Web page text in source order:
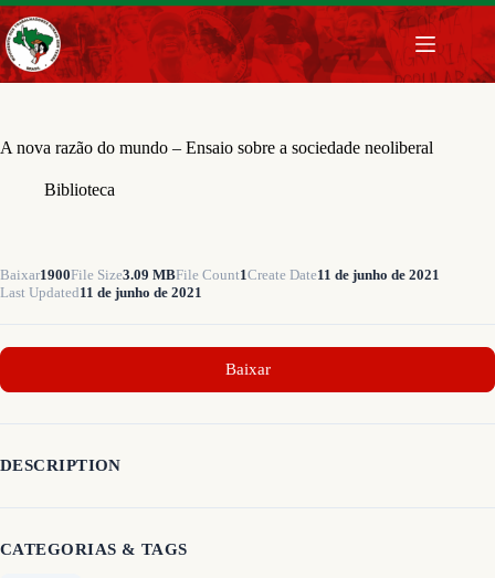
Pular
para
o
conteúdo
A nova razão do mundo – Ensaio sobre a sociedade neoliberal
Biblioteca
Baixar1900File Size3.09 MBFile Count1Create Date11 de junho de 2021
Last Updated11 de junho de 2021
Baixar
DESCRIPTION
CATEGORIAS & TAGS